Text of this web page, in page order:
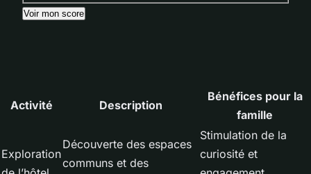
Voir mon score
Activité Description
Bénéfices pour la
famille
Exploration
Découverte des espaces
communs et des
Stimulation de la
curiosité et